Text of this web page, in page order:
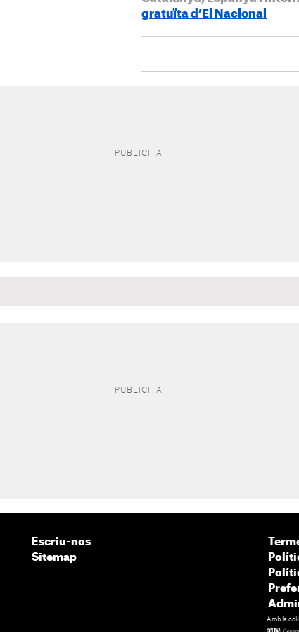
gratuïta d’El Nacional
Escriu-nos
Sitemap
Amb la